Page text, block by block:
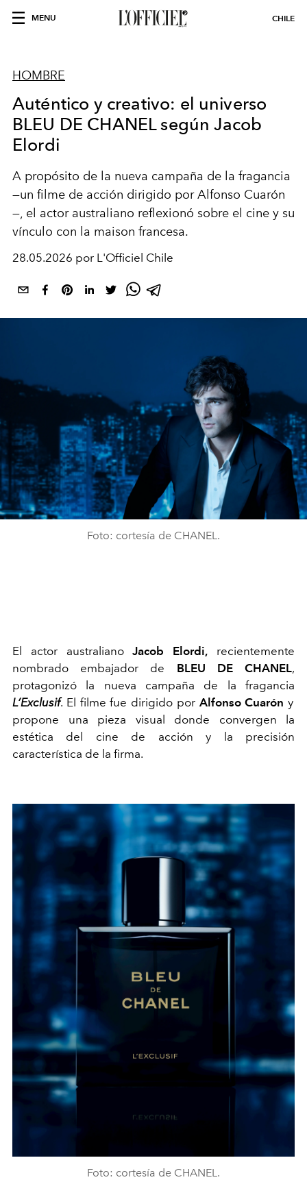
MENU CHILE
HOMBRE
Auténtico y creativo: el universo
BLEU DE CHANEL según Jacob
Elordi
A propósito de la nueva campaña de la fragancia
—un filme de acción dirigido por Alfonso Cuarón
—, el actor australiano reflexionó sobre el cine y su
vínculo con la maison francesa.
28.05.2026 por L'Officiel Chile
Foto: cortesía de CHANEL.
El actor australianoJacob Elordi, recientemente
nombrado embajador de BLEU DE CHANEL,
protagonizó la nueva campaña de la fragancia
L’Exclusif. El filme fue dirigido por Alfonso Cuarón y
propone una pieza visual donde convergen la
estética del cine de acción y la precisión
característica de la firma.
Foto: cortesía de CHANEL.